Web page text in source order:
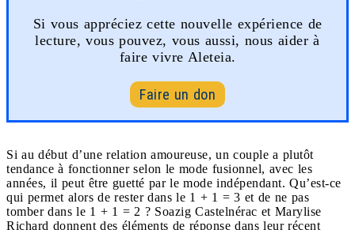
Si vous appréciez cette nouvelle expérience de
lecture, vous pouvez, vous aussi, nous aider à
faire vivre Aleteia.
Faire un don
Si au début d’une relation amoureuse, un couple a plutôt
tendance à fonctionner selon le mode fusionnel, avec les
années, il peut être guetté par le mode indépendant. Qu’est-ce
qui permet alors de rester dans le 1 + 1 = 3 et de ne pas
tomber dans le 1 + 1 = 2 ? Soazig Castelnérac et Marylise
Richard donnent des éléments de réponse dans leur récent